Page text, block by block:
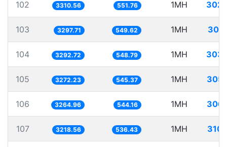
102 3310.56 551.76 1MH
103 3297.71 549.62 1MH
104 3292.72 548.79 1MH
105 3272.23 545.37 1MH
106 3264.96 544.16 1MH
107 3218.56 536.43 1MH